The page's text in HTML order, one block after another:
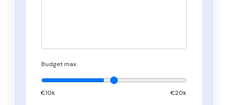
Budget max.
€10k €20k